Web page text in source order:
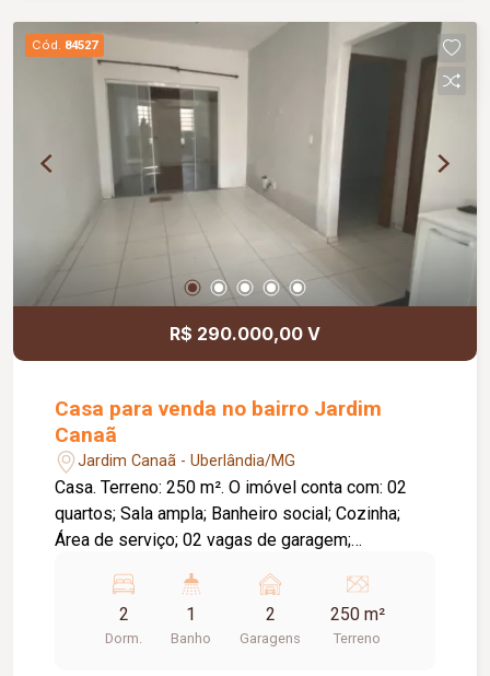
completa, proporcionando conforto, segurança e
qualidade de vida; Diferenciais: Apartamento
localizado no 14º andar; Armários planejados em
todos os quartos; Ventiladores de teto nos
quartos; Aquecimento a gás nos banheiros;
Excelente localização, próxima a shopping,
faculdades, supermercados, restaurantes e
principais vias da região.
Cód. 84527
R$ 290.000,00 V
Casa para venda no bairro Jardim
Canaã
Jardim Canaã - Uberlândia/MG
Casa. Terreno: 250 m². O imóvel conta com: 02
quartos; Sala ampla; Banheiro social; Cozinha;
Área de serviço; 02 vagas de garagem;
ampliações ou área de lazer; Ambientes bem
distribuídos e com boa iluminação natural;
Excelente opção para morar ou investir.
2
Dorm.
1
Banho
2
Garagens
250 m²
Terreno